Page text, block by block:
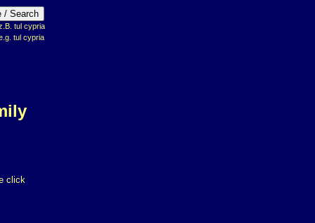
tul cypria
tul cypria
click